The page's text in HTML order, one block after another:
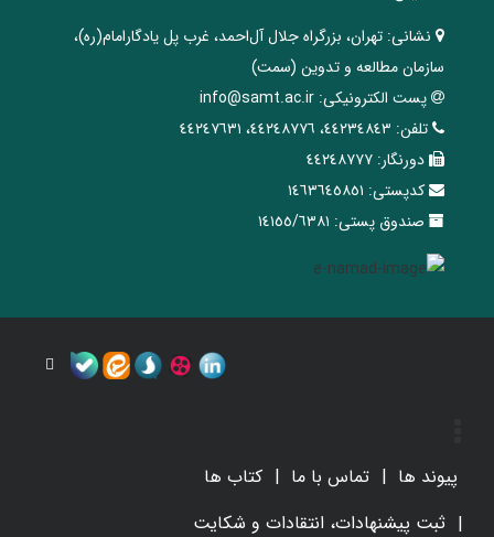
نشانی: تهران، ‌بزرگراه ‌جلال آل‌احمد، غرب پل يادگار‌امام(ره)‌،
سازمان مطالعه و تدوین‌ (سمت)
پست الکترونیکی: info@samt.ac.ir
تلفن: ٤٤٢٣٤٨٤٣، ٤٤٢٤٨٧٧٦، ٤٤٢٤٧٦٣١
دورنگار: ٤٤٢٤٨٧٧٧
کدپستی: ١٤٦٣٦٤٥٨٥١
صندوق پستی: ١٤١٥٥/٦٣٨١
پیوند ها تماس با ما
کتاب ها
ثبت پیشنهادات، انتقادات و شکایت